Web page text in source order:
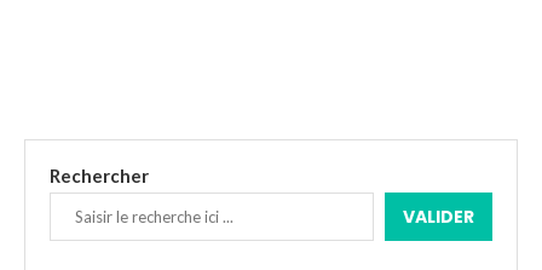
Rechercher
VALIDER